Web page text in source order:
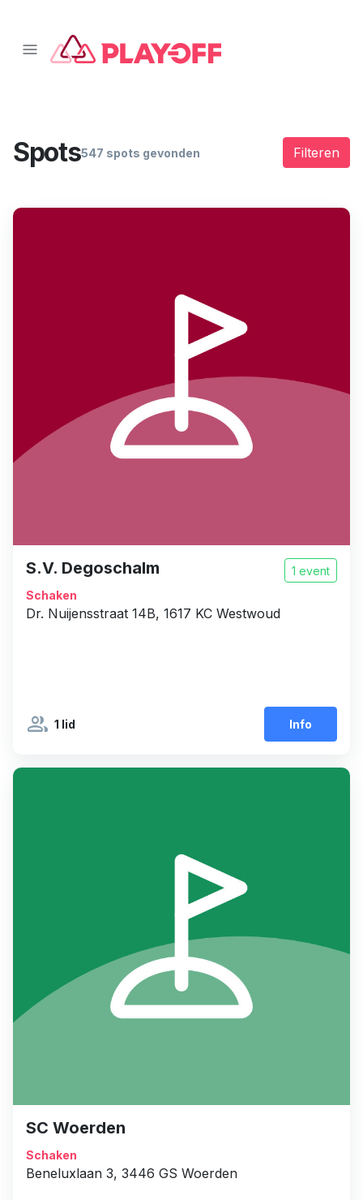
Spots547 spots gevonden Filteren
S.V. Degoschalm
Schaken
Dr. Nuijensstraat 14B, 1617 KC Westwoud
1 event
group 1 lid Info
SC Woerden
Schaken
Beneluxlaan 3, 3446 GS Woerden